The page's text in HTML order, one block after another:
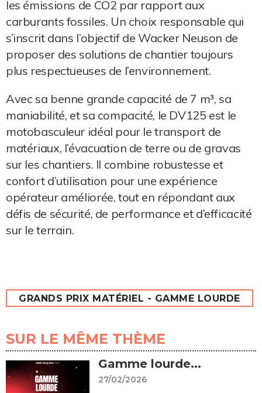
les émissions de CO2 par rapport aux
carburants fossiles. Un choix responsable qui
s’inscrit dans l’objectif de Wacker Neuson de
proposer des solutions de chantier toujours
plus respectueuses de l’environnement.
Avec sa benne grande capacité de 7 m³, sa
maniabilité, et sa compacité, le DV125 est le
motobasculeur idéal pour le transport de
matériaux, l’évacuation de terre ou de gravas
sur les chantiers. Il combine robustesse et
confort d’utilisation pour une expérience
opérateur améliorée, tout en répondant aux
défis de sécurité, de performance et d’efficacité
sur le terrain.
GRANDS PRIX MATÉRIEL - GAMME LOURDE
SUR LE MÊME THÈME
Gamme lourde...
27/02/2026